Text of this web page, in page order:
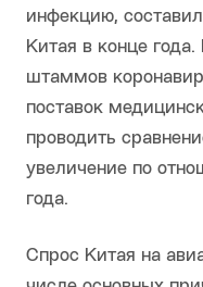
инфекцию,
Китая в конце
штаммов
поставок
проводить
увеличение по
года.
Спрос Китая на